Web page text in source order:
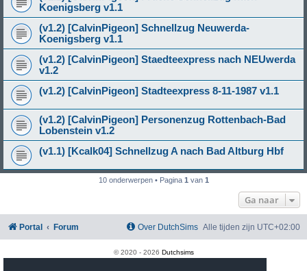
Koenigsberg v1.1
(v1.2) [CalvinPigeon] Schnellzug Neuwerda-
Koenigsberg v1.1
(v1.2) [CalvinPigeon] Staedteexpress nach NEUwerda
v1.2
(v1.2) [CalvinPigeon] Stadteexpress 8-11-1987 v1.1
(v1.2) [CalvinPigeon] Personenzug Rottenbach-Bad
Lobenstein v1.2
(v1.1) [Kcalk04] Schnellzug A nach Bad Altburg Hbf
10 onderwerpen • Pagina 1 van 1
Ga naar
Portal Forum Alle tijden zijn UTC+02:00
Over DutchSims
© 2020 - 2026 Dutchsims